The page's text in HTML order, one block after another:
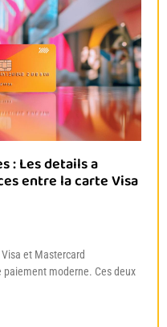
: Les details a
entre la carte Visa
et Mastercard
moderne. Ces deux